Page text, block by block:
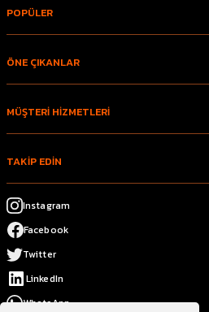
POPÜLER
ÖNE ÇIKANLAR
MÜŞTERİ HİZMETLERİ
TAKİP EDİN
Instagram
Facebook
Twitter
LinkedIn
WhatsApp